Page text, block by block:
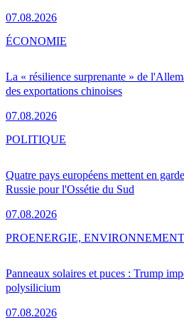
07.08.2026
La « résilience surprenante » de
des exportations chinoises
07.08.2026
ÉCONOMIE
Quatre pays européens mettent en
Russie pour l'Ossétie du Sud
07.08.2026
POLITIQUE
Panneaux solaires et puces : Trump
polysilicium
07.08.2026
PROENERGIE,